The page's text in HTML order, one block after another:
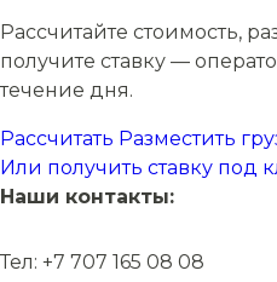
Рассчитайте стоимость,
получите ставку —
течение дня.
Рассчитать Разместить
Или получить ставку под
Наши контакты:
Тел: +7 707 165 08 08